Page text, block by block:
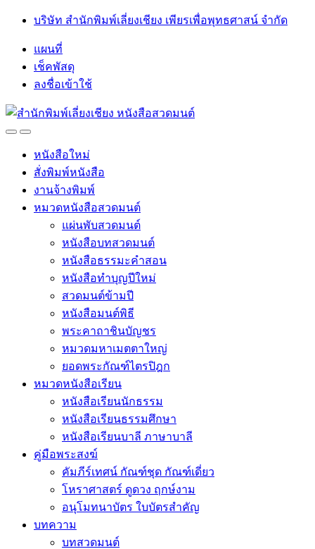
Skip
navigation
Skip
บริษัท สำนักพิมพ์เลี่ยงเชียง เพียรเพื่อพุทธศาสน์ จำกัด
แผนที่
เช็คพัสดุ
ลงชื่อเข้าใช้
OpenClose
หนังสือใหม่
สั่งพิมพ์หนังสือ
งานจ้างพิมพ์
หมวดหนังสือสวดมนต์
แผ่นพับสวดมนต์
หนังสือบทสวดมนต์
หนังสือธรรมะคำสอน
หนังสือทำบุญปีใหม่
สวดมนต์ข้ามปี
หนังสือมนต์พิธี
พระคาถาชินบัญชร
หมวดมหาเมตตาใหญ่
ยอดพระกัณฑ์ไตรปิฎก
หมวดหนังสือเรียน
หนังสือเรียนนักธรรม
หนังสือเรียนธรรมศึกษา
หนังสือเรียนบาลี ภาษาบาลี
คู่มือพระสงฆ์
คัมภีร์เทศน์ กัณฑ์ชุด กัณฑ์เดี่ยว
โหราศาสตร์ ดูดวง ฤกษ์งาม
อนุโมทนาบัตร ใบบัตรสำคัญ
บทความ
บทสวดมนต์